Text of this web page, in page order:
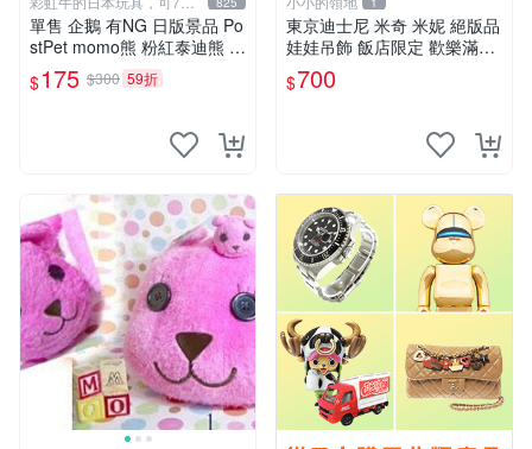
付
單售 企鵝 有NG 日版景品 Po
stPet momo熊 粉紅泰迪熊 娃
娃 布偶 手指頭 娃娃
$175 $300 59折
東京迪士尼 米奇 米妮 絕版品
娃娃吊飾 飯店限定 歡樂滿人
間 復活節
$700